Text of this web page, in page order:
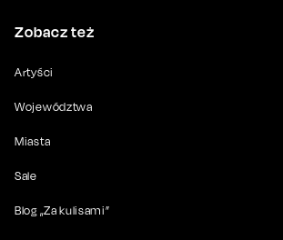
Zobacz też
Artyści
Województwa
Miasta
Sale
Blog „Za kulisami”